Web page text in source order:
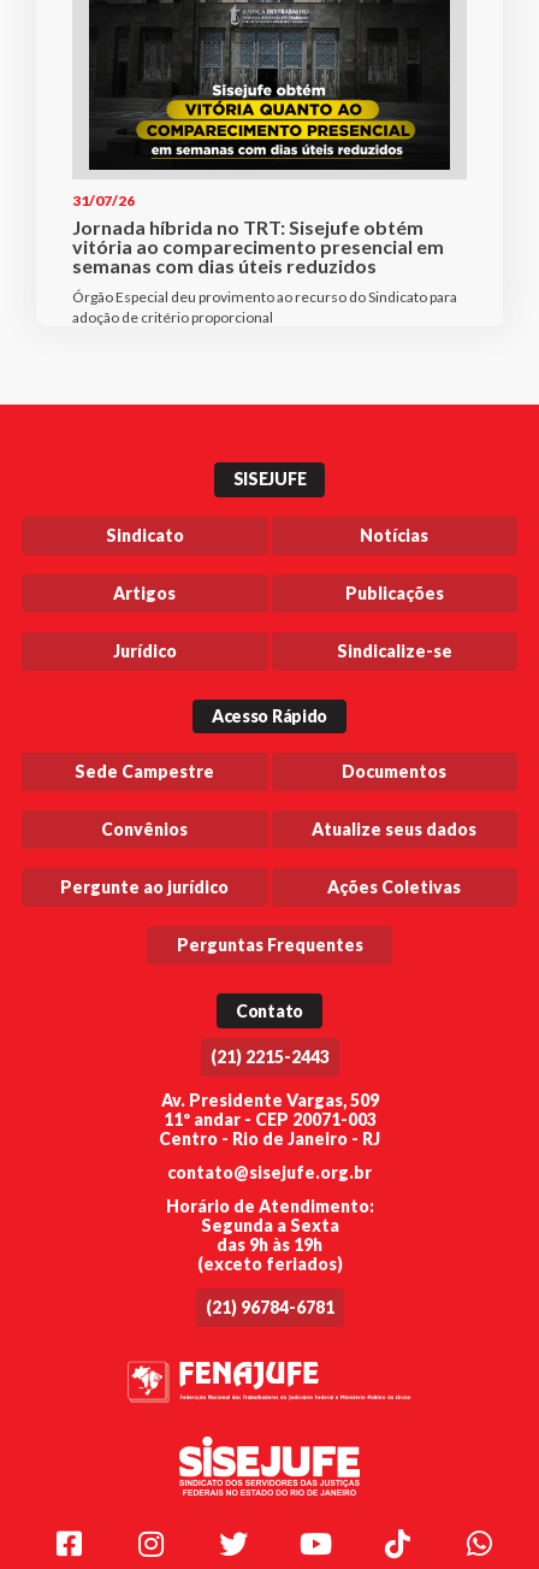
31/07/26
Jornada híbrida no TRT: Sisejufe obtém
vitória ao comparecimento presencial em
semanas com dias úteis reduzidos
Órgão Especial deu provimento ao recurso do Sindicato para
adoção de critério proporcional
SISEJUFE
Sindicato Notícias
Artigos Publicações
Jurídico Sindicalize-se
Acesso Rápido
Sede Campestre Documentos
Convênios Atualize seus dados
Pergunte ao jurídico Ações Coletivas
Perguntas Frequentes
Contato
(21) 2215-2443
Av. Presidente Vargas, 509
11º andar - CEP 20071-003
Centro - Rio de Janeiro - RJ
contato@sisejufe.org.br
Horário de Atendimento:
Segunda a Sexta
das 9h às 19h
(exceto feriados)
(21) 96784-6781
Facebook Instagram Twitter Youtube TikTok